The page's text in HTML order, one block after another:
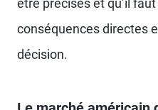
être précisés et qu’il
conséquences directes
décision.